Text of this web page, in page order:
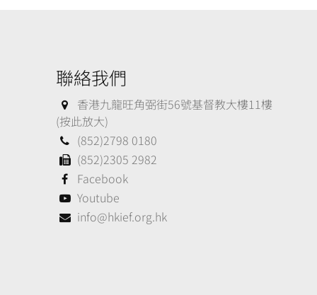
聯絡我們
香港九龍旺角弼街56號基督教大樓11樓
(按此放大)
(852)2798 0180
(852)2305 2982
Facebook
Youtube
info@hkief.org.hk